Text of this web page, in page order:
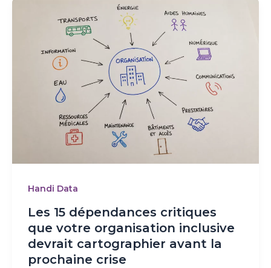
Handi Data
Les 15 dépendances critiques
que votre organisation inclusive
devrait cartographier avant la
prochaine crise